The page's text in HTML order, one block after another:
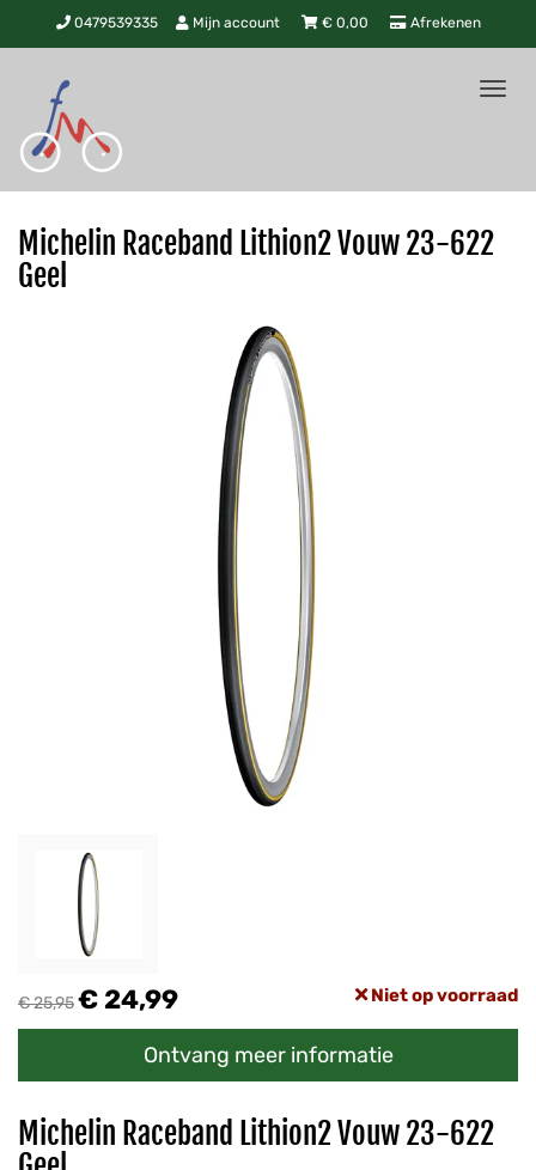
0479539335 Mijn account € 0,00 Afrekenen
Michelin Raceband Lithion2 Vouw 23-622
Geel
€ 25,95€ 24,99 Niet op voorraad
Ontvang meer informatie
Michelin Raceband Lithion2 Vouw 23-622